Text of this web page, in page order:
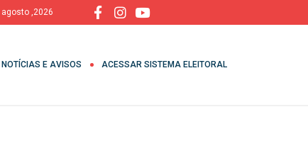
,2026
NOTÍCIAS E AVISOS ACESSAR SISTEMA ELEITORAL